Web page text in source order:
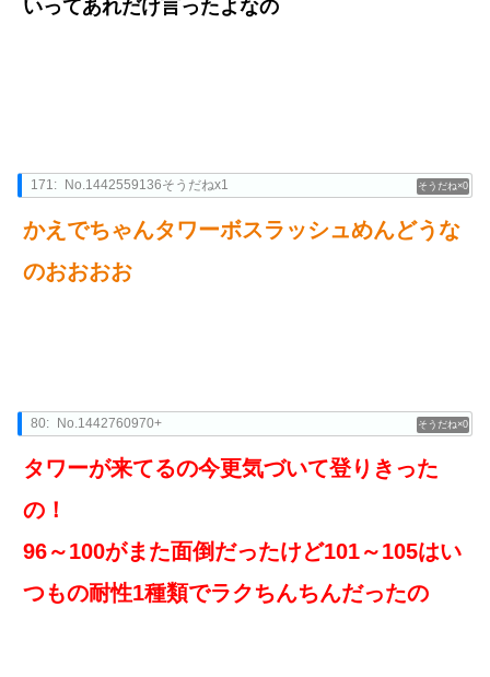
いってあれだけ言ったよなの
0
171: No.1442559136そうだねx1
かえでちゃんタワーボスラッシュめんどうな
のおおおお
0
80: No.1442760970+
タワーが来てるの今更気づいて登りきった
の！
96～100がまた面倒だったけど101～105はい
つもの耐性1種類でラクちんちんだったの